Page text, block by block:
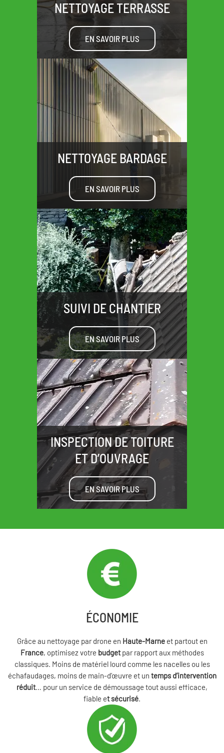
NETTOYAGE TERRASSE
EN SAVOIR PLUS
NETTOYAGE BARDAGE
EN SAVOIR PLUS
SUIVI DE CHANTIER
EN SAVOIR PLUS
INSPECTION DE TOITURE
ET D’OUVRAGE
EN SAVOIR PLUS
ÉCONOMIE
Grâce au nettoyage par drone en Haute-Marneet partout en
France, optimisez votre budgetpar rapport aux méthodes
classiques. Moins de matériel lourd comme les nacelles ou les
échafaudages, moins de main-d’œuvre et un temps d’intervention
réduit… pour un service de démoussage tout aussi efficace,
fiable et sécurisé.